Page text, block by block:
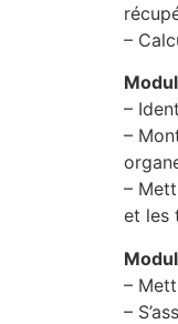
–
–
–
–
et les
–
–